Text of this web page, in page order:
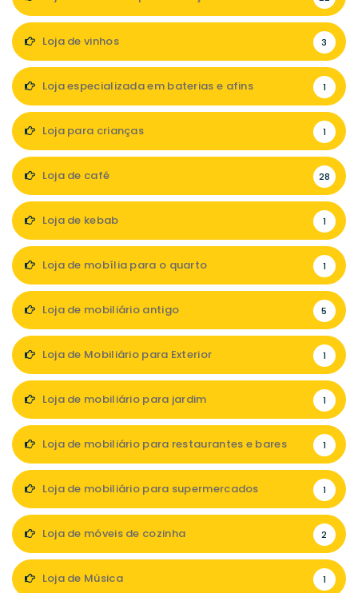
Loja de vinhos 3
Loja especializada em baterias e afins 1
Loja para crianças 1
Loja de café 28
Loja de kebab 1
Loja de mobília para o quarto 1
Loja de mobiliário antigo 5
Loja de Mobiliário para Exterior 1
Loja de mobiliário para jardim 1
Loja de mobiliário para restaurantes e bares 1
Loja de mobiliário para supermercados 1
Loja de móveis de cozinha 2
Loja de Música 1